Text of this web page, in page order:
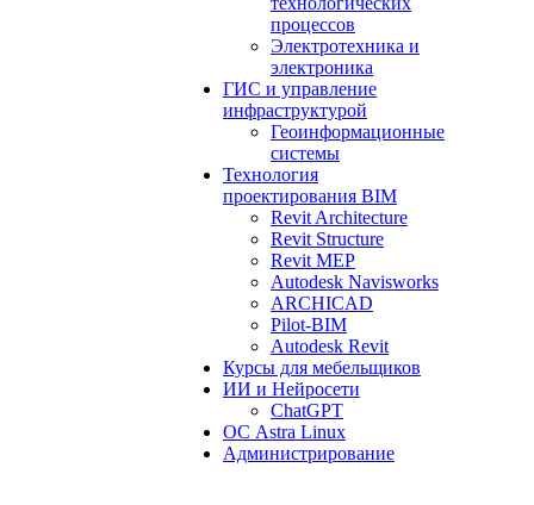
процессов
Электротехника и
электроника
ГИС и управление
инфраструктурой
Геоинформационные
системы
Технология
проектирования BIM
Revit Architecture
Revit Structure
Revit MEP
Autodesk Navisworks
ARCHICAD
Pilot-BIM
Autodesk Revit
Курсы для мебельщиков
ИИ и Нейросети
ChatGPT
ОС Astra Linux
Администрирование